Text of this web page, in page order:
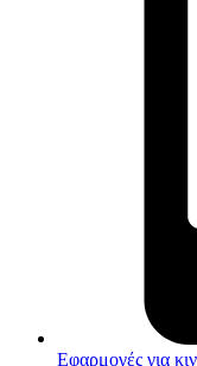
Εφαρμογές για